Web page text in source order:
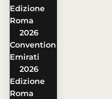
Edizione
Roma
2026
Convention
Emirati
2026
Edizione
Roma